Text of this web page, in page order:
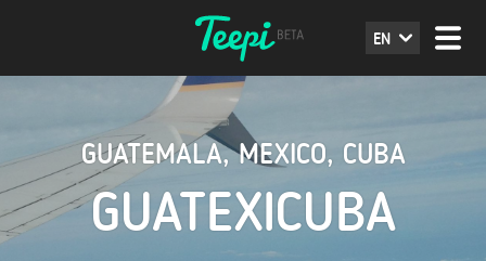
EN
GUATEMALA,MEXICO, CUBA
GUATEXICUBA